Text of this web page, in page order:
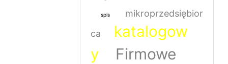
spis
mikroprzedsiębior
ca
katalogow
y
Firmowe